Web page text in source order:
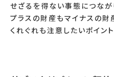
せざるを得ない事態につな
プラスの財産もマイナスの財
くれぐれも注意したいポイント